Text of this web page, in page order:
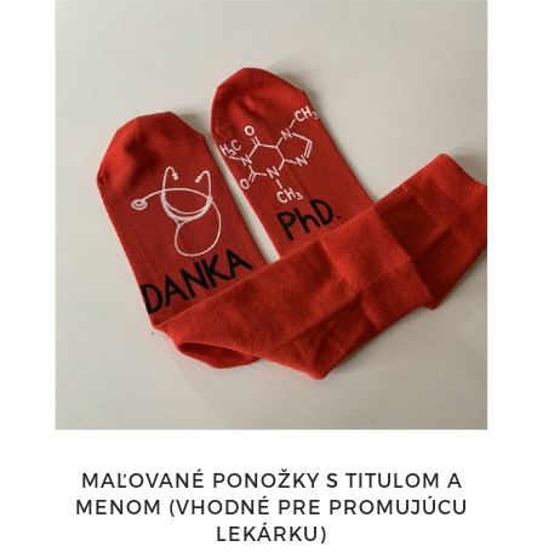
MAĽOVANÉ PONOŽKY S TITULOM A
MENOM (VHODNÉ PRE PROMUJÚCU
LEKÁRKU)